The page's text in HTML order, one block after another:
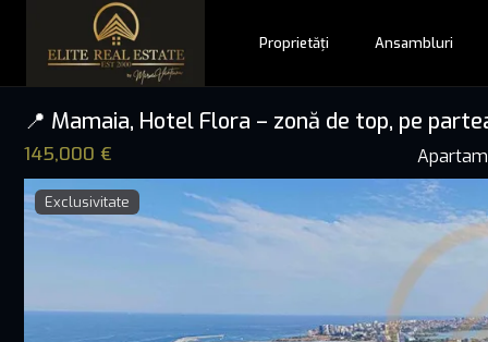
Proprietăți Ansambluri
📍 Mamaia, Hotel Flora – zonă de top, pe
145,000 €
Exclusivitate